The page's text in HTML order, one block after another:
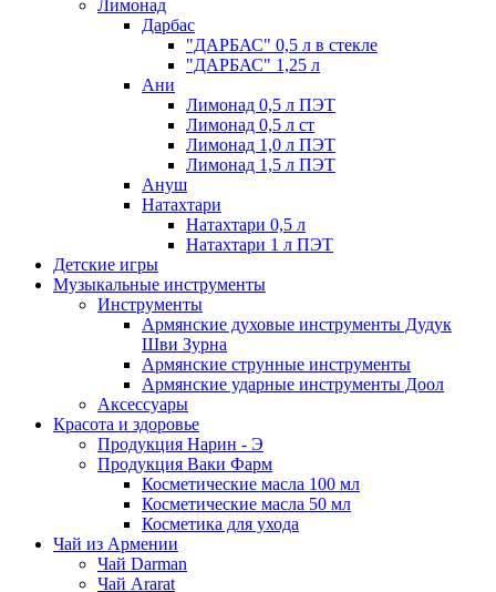
Лимонад
Дарбас
"ДАРБАС" 0,5 л в стекле
"ДАРБАС" 1,25 л
Ани
Лимонад 0,5 л ПЭТ
Лимонад 0,5 л ст
Лимонад 1,0 л ПЭТ
Лимонад 1,5 л ПЭТ
Ануш
Натахтари
Натахтари 0,5 л
Натахтари 1 л ПЭТ
Детские игры
Музыкальные инструменты
Инструменты
Армянские духовые инструменты Дудук
Шви Зурна
Армянские струнные инструменты
Армянские ударные инструменты Доол
Аксессуары
Красота и здоровье
Продукция Нарин - Э
Продукция Ваки Фарм
Косметические масла 100 мл
Косметические масла 50 мл
Косметика для ухода
Чай из Армении
Чай Darman
Чай Ararat